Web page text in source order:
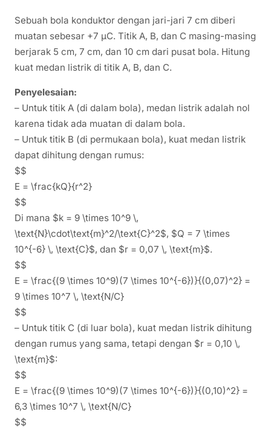
Sebuah bola konduktor dengan jari-jari 7 cm diberi
muatan sebesar +7 µC. Titik A, B, dan C masing-masing
berjarak 5 cm, 7 cm, dan 10 cm dari pusat bola. Hitung
kuat medan listrik di titik A, B, dan C.
Penyelesaian:
– Untuk titik A (di dalam bola), medan listrik adalah nol
karena tidak ada muatan di dalam bola.
– Untuk titik B (di permukaan bola), kuat medan listrik
dapat dihitung dengan rumus:
$$
E = \frac{kQ}{r^2}
$$
Di mana $k = 9 \times 10^9 \,
\text{N}\cdot\text{m}^2/\text{C}^2$, $Q = 7 \times
10^{-6} \, \text{C}$, dan $r = 0,07 \, \text{m}$.
$$
E = \frac{(9 \times 10^9)(7 \times 10^{-6})}{(0,07)^2} =
9 \times 10^7 \, \text{N/C}
$$
– Untuk titik C (di luar bola), kuat medan listrik dihitung
dengan rumus yang sama, tetapi dengan $r = 0,10 \,
\text{m}$:
$$
E = \frac{(9 \times 10^9)(7 \times 10^{-6})}{(0,10)^2} =
6,3 \times 10^7 \, \text{N/C}
$$